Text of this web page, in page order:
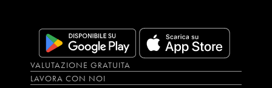
VALUTAZIONE GRATUITA
LAVORA CON NOI